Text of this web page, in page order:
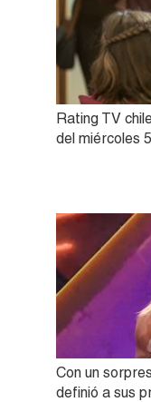
Rating TV
del miércoles
Con un
definió a sus